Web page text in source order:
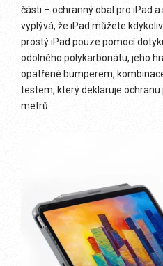
části – ochranný obal pro iPad
vyplývá, že iPad můžete
prostý iPad pouze pomocí
odolného polykarbonátu, jeho
opatřené bumperem,
testem, který deklaruje ochranu
metrů.